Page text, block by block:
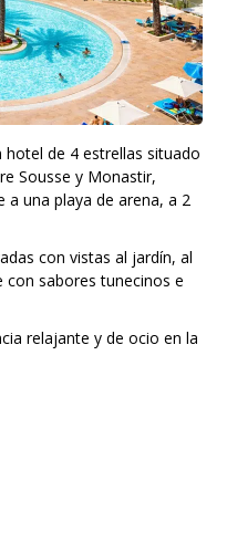
hotel de 4 estrellas situado
Sousse y Monastir,
una playa de arena, a 2
con vistas al jardín, al
con sabores tunecinos e
relajante y de ocio en la